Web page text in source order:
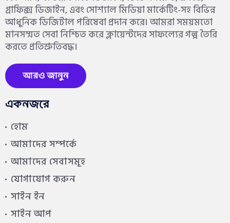
গ্রাফিক্স ডিজাইন, এবং সোশ্যাল মিডিয়া মার্কেটিং-সহ বিভিন্ন
আধুনিক ডিজিটাল পরিষেবা প্রদান করে। আমরা সময়মতো
মানসম্মত সেবা নিশ্চিত করে ক্লায়েন্টদের সাফল্যের গল্প তৈরি
করতে প্রতিশ্রুতিবদ্ধ।
আরও জানুন
একনজরে
হোম
আমাদের সম্পর্কে
আমাদের সেবাসমূহ
যোগাযোগ করুন
সাইন ইন
সাইন আপ